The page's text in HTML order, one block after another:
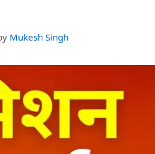
Mukesh Singh